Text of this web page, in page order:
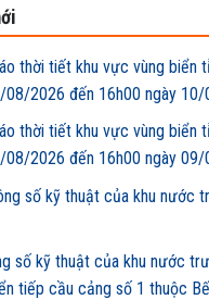
thời tiết khu vực vùng biển
08/2026 đến 16h00 ngày
thời tiết khu vực vùng biển
08/2026 đến 16h00 ngày
số kỹ thuật của khu nước
số kỹ thuật của khu nước
tiếp cầu cảng số 1 thuộc